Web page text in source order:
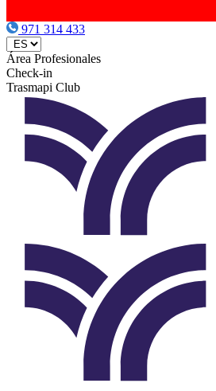
971 314 433
Área Profesionales
Check-in
Trasmapi Club